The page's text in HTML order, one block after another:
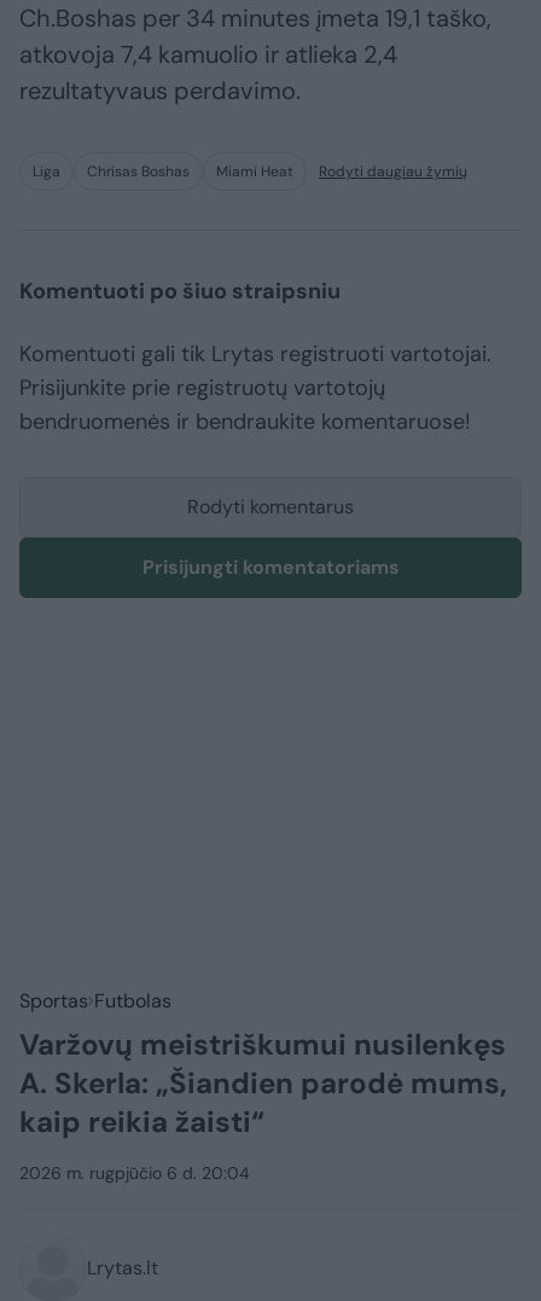
Ch.Boshas per 34 minutes įmeta 19,1 taško,
atkovoja 7,4 kamuolio ir atlieka 2,4
rezultatyvaus perdavimo.
Liga Chrisas Boshas Miami Heat Rodyti daugiau žymių
Komentuoti po šiuo straipsniu
Komentuoti gali tik Lrytas registruoti vartotojai.
Prisijunkite prie registruotų vartotojų
bendruomenės ir bendraukite komentaruose!
Rodyti komentarus
Prisijungti komentatoriams
Sportas Futbolas
Varžovų meistriškumui nusilenkęs
A. Skerla: „Šiandien parodė mums,
kaip reikia žaisti“
2026 m. rugpjūčio 6 d. 20:04
Lrytas.lt